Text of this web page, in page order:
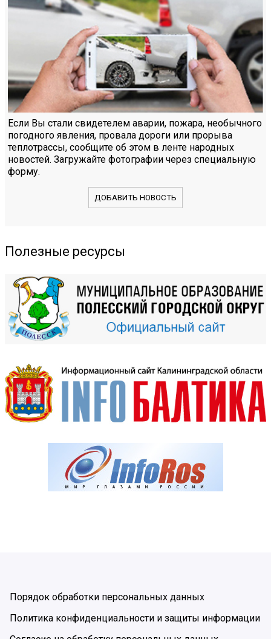
Если Вы стали свидетелем аварии, пожара, необычного
погодного явления, провала дороги или прорыва
теплотрассы, сообщите об этом в ленте народных
новостей. Загружайте фотографии через специальную
форму.
ДОБАВИТЬ НОВОСТЬ
Полезные ресурсы
Порядок обработки персональных данных
Политика конфиденциальности и защиты информации